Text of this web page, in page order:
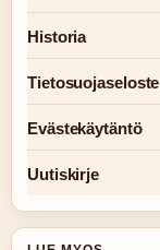
Historia
Tietosuojaseloste
Evästekäytäntö
Uutiskirje